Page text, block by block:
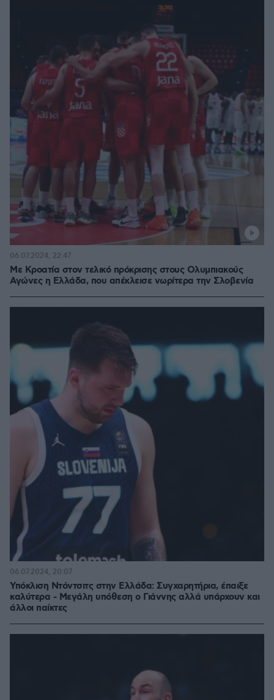
Με Κροατία στον τελικό πρόκρισης στους Ολυμπιακούς
Αγώνες η Ελλάδα, που απέκλεισε νωρίτερα την Σλοβενία
06.07.2024, 22:47
Υπόκλιση Ντόντσιτς στην Ελλάδα: Συγχαρητήρια, έπαιξε
καλύτερα - Μεγάλη υπόθεση ο Γιάννης αλλά υπάρχουν και
άλλοι παίκτες
06.07.2024, 20:07